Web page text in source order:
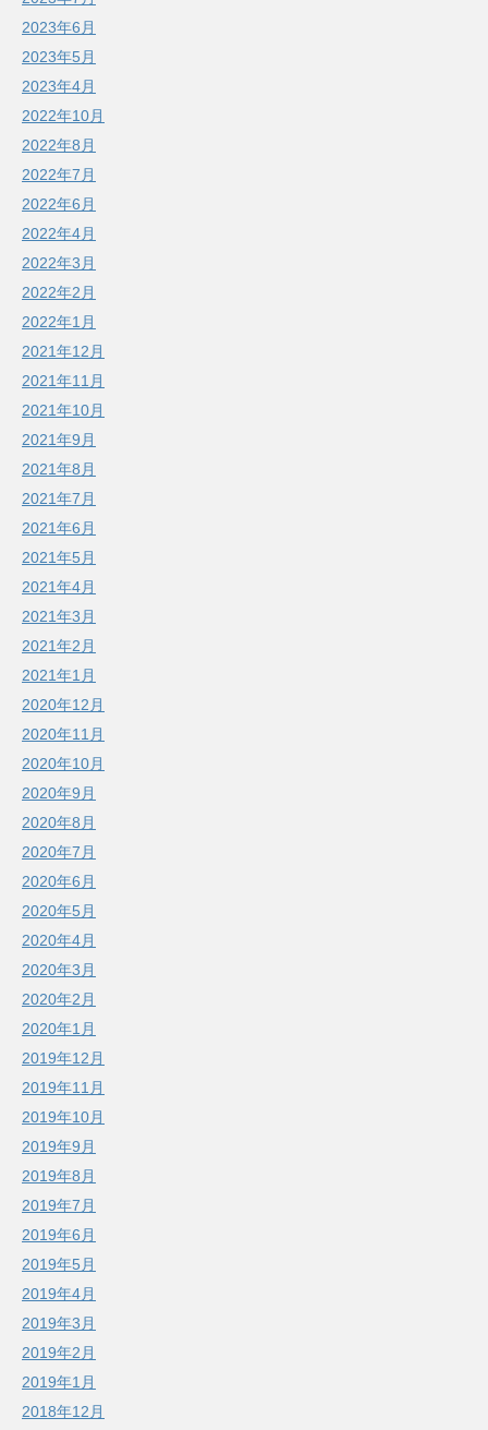
2023年6月
2023年5月
2023年4月
2022年10月
2022年8月
2022年7月
2022年6月
2022年4月
2022年3月
2022年2月
2022年1月
2021年12月
2021年11月
2021年10月
2021年9月
2021年8月
2021年7月
2021年6月
2021年5月
2021年4月
2021年3月
2021年2月
2021年1月
2020年12月
2020年11月
2020年10月
2020年9月
2020年8月
2020年7月
2020年6月
2020年5月
2020年4月
2020年3月
2020年2月
2020年1月
2019年12月
2019年11月
2019年10月
2019年9月
2019年8月
2019年7月
2019年6月
2019年5月
2019年4月
2019年3月
2019年2月
2019年1月
2018年12月